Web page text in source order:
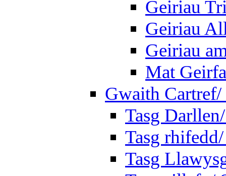
Geiriau
Geiriau
Geiriau
Mat
Gwaith
Tasg
Tasg
Tasg